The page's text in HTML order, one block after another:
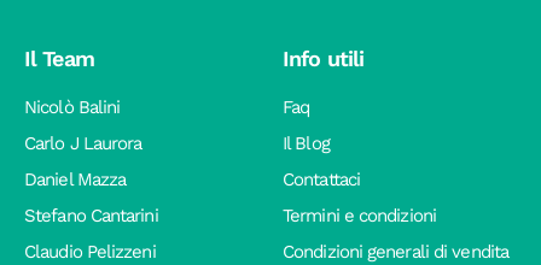
Il Team
Nicolò Balini
Carlo J Laurora
Daniel Mazza
Stefano Cantarini
Claudio Pelizzeni
Info utili
Faq
Il Blog
Contattaci
Termini e condizioni
Condizioni generali di vendita